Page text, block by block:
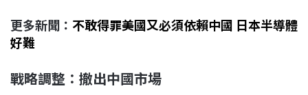
更多新聞： 不敢得罪美國又必須依賴中國 日本半導體
好難
戰略調整：撤出中國市場